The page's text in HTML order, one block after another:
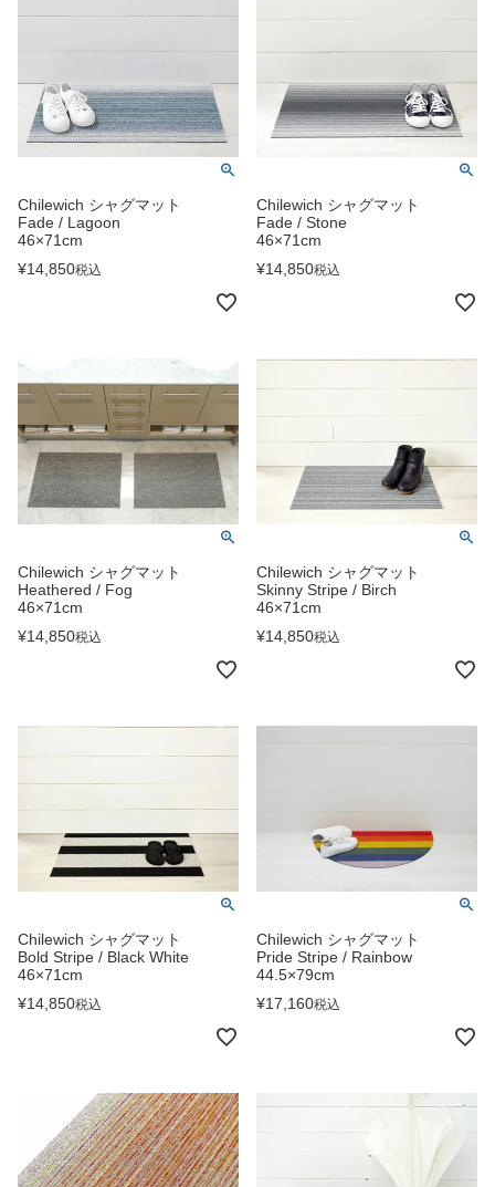
Chilewich シャグマット
Fade / Lagoon
46×71cm
¥14,850税込
Chilewich シャグマット
Fade / Stone
46×71cm
¥14,850税込
Chilewich シャグマット
Heathered / Fog
46×71cm
¥14,850税込
Chilewich シャグマット
Skinny Stripe / Birch
46×71cm
¥14,850税込
Chilewich シャグマット
Bold Stripe / Black White
46×71cm
¥14,850税込
Chilewich シャグマット
Pride Stripe / Rainbow
44.5×79cm
¥17,160税込